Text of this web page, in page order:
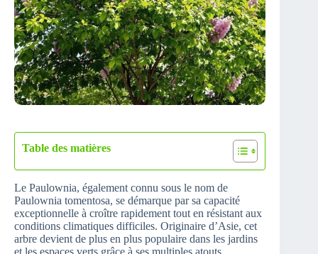
Table des matières
Le Paulownia, également connu sous le nom de
Paulownia tomentosa, se démarque par sa capacité
exceptionnelle à croître rapidement tout en résistant aux
conditions climatiques difficiles. Originaire d’Asie, cet
arbre devient de plus en plus populaire dans les jardins
et les espaces verts grâce à ses multiples atouts